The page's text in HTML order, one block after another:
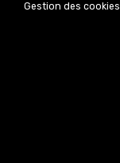
Gestion des cookies